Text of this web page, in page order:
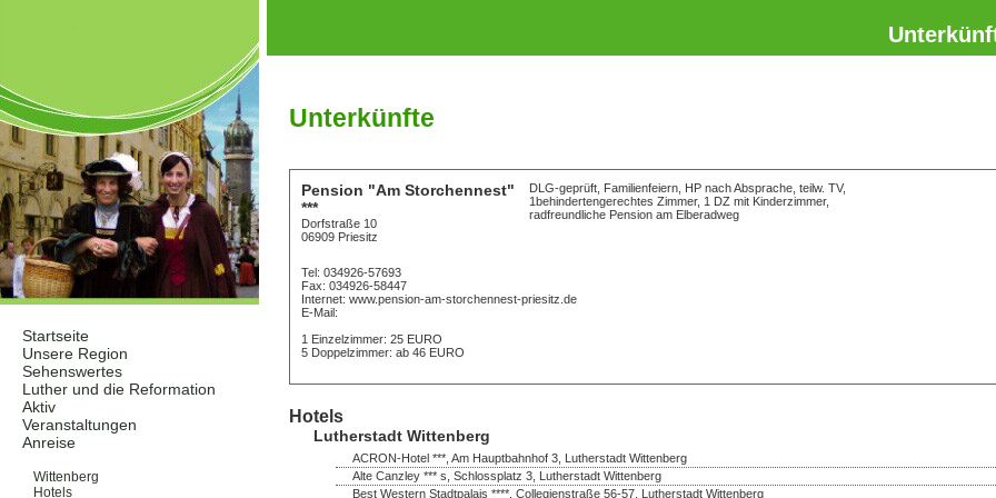
Startseite
Unsere Region
Sehenswertes
Luther und die Reformation
Aktiv
Veranstaltungen
Anreise
Wittenberg
Hotels
Unterkünfte
Pension "Am Storchennest"
***
Dorfstraße 10
06909 Priesitz
DLG-geprüft, Familienfeiern, HP nach Absprache, teilw. TV,
1behindertengerechtes Zimmer, 1 DZ mit Kinderzimmer,
radfreundliche Pension am Elberadweg
Tel: 034926-57693
Fax: 034926-58447
Internet: www.pension-am-storchennest-priesitz.de
E-Mail:
1 Einzelzimmer: 25 EURO
5 Doppelzimmer: ab 46 EURO
Hotels
Lutherstadt Wittenberg
ACRON-Hotel ***, Am Hauptbahnhof 3, Lutherstadt Wittenberg
Alte Canzley *** s, Schlossplatz 3, Lutherstadt Wittenberg
Best Western Stadtpalais ****, Collegienstraße 56-57, Lutherstadt Wittenberg